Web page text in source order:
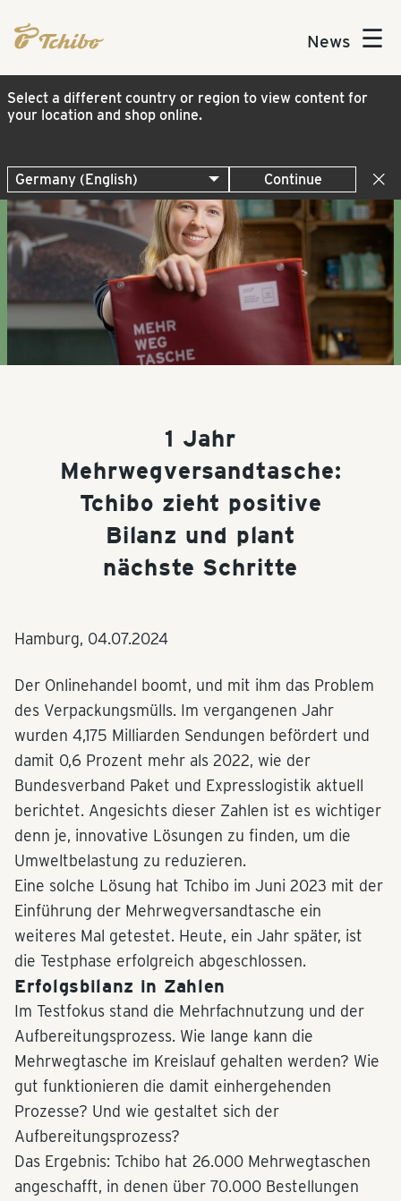
News ☰
Select a different country or region to view content for
your location and shop online.
Continue
1 Jahr
Mehrwegversandtasche:
Tchibo zieht positive
Bilanz und plant
nächste Schritte
Hamburg, 04.07.2024
Der Onlinehandel boomt, und mit ihm das Problem
des Verpackungsmülls. Im vergangenen Jahr
wurden 4,175 Milliarden Sendungen befördert und
damit 0,6 Prozent mehr als 2022, wie der
Bundesverband Paket und Expresslogistik aktuell
berichtet. Angesichts dieser Zahlen ist es wichtiger
denn je, innovative Lösungen zu finden, um die
Umweltbelastung zu reduzieren.
Eine solche Lösung hat Tchibo im Juni 2023 mit der
Einführung der Mehrwegversandtasche ein
weiteres Mal getestet. Heute, ein Jahr später, ist
die Testphase erfolgreich abgeschlossen.
Erfolgsbilanz in Zahlen
Im Testfokus stand die Mehrfachnutzung und der
Aufbereitungsprozess. Wie lange kann die
Mehrwegtasche im Kreislauf gehalten werden? Wie
gut funktionieren die damit einhergehenden
Prozesse? Und wie gestaltet sich der
Aufbereitungsprozess?
Das Ergebnis: Tchibo hat 26.000 Mehrwegtaschen
angeschafft, in denen über 70.000 Bestellungen